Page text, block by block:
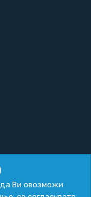
Ви овозможи